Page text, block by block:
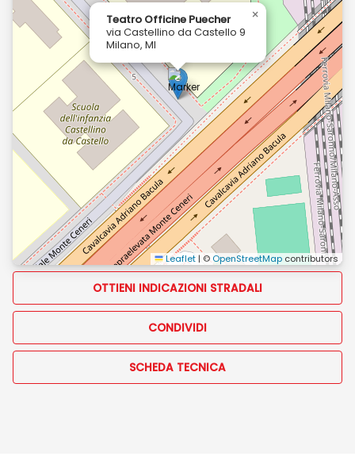
Teatro Officine Puecher
via Castellino da Castello 9
Milano, MI
×
Leaflet| © OpenStreetMap contributors
OTTIENI INDICAZIONI STRADALI
CONDIVIDI
SCHEDA TECNICA